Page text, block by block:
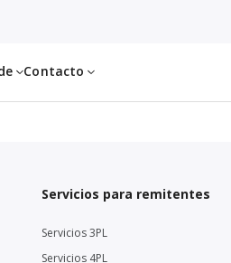
Contacto
Servicios para remitentes
Servicios 3PL
Servicios 4PL